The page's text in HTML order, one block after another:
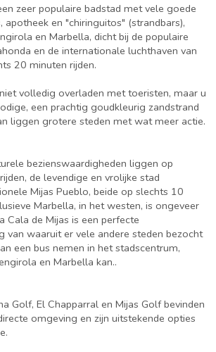
zeer populaire badstad met vele goede
apotheek en "chiringuitos" (strandbars),
en Marbella, dicht bij de populaire
en de internationale luchthaven van
20 minuten rijden.
volledig overladen met toeristen, maar u
een prachtig goudkleurig zandstrand
liggen grotere steden met wat meer actie.
bezienswaardigheden liggen op
de levendige en vrolijke stad
Mijas Pueblo, beide op slechts 10
Marbella, in het westen, is ongeveer
Cala de Mijas is een perfecte
van waaruit er vele andere steden bezocht
een bus nemen in het stadscentrum,
en Marbella kan..
Golf, El Chapparral en Mijas Golf bevinden
omgeving en zijn uitstekende opties